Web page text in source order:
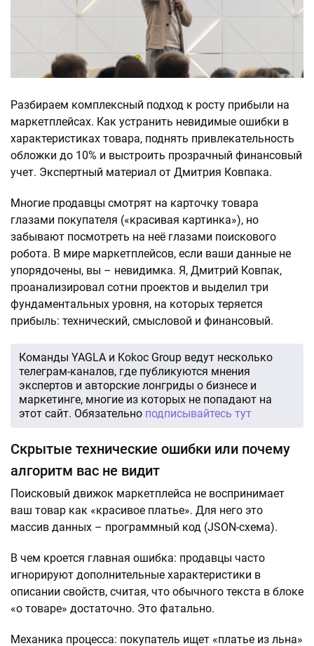
Разбираем комплексный подход к росту прибыли на
маркетплейсах. Как устранить невидимые ошибки в
характеристиках товара, поднять привлекательность
обложки до 10% и выстроить прозрачный финансовый
учет. Экспертный материал от Дмитрия Ковпака.
Многие продавцы смотрят на карточку товара
глазами покупателя («красивая картинка»), но
забывают посмотреть на неё глазами поискового
робота. В мире маркетплейсов, если ваши данные не
упорядочены, вы – невидимка. Я, Дмитрий Ковпак,
проанализировал сотни проектов и выделил три
фундаментальных уровня, на которых теряется
прибыль: технический, смысловой и финансовый.
Команды YAGLA и Kokoc Group ведут несколько
телеграм-каналов, где публикуются мнения
экспертов и авторские лонгриды о бизнесе и
маркетинге, многие из которых не попадают на
этот сайт. Обязательно подписывайтесь тут
Скрытые технические ошибки или почему
алгоритм вас не видит
Поисковый движок маркетплейса не воспринимает
ваш товар как «красивое платье». Для него это
массив данных – программный код (JSON-схема).
В чем кроется главная ошибка: продавцы часто
игнорируют дополнительные характеристики в
описании свойств, считая, что обычного текста в блоке
«о товаре» достаточно. Это фатально.
Механика процесса: покупатель ищет «платье из льна»